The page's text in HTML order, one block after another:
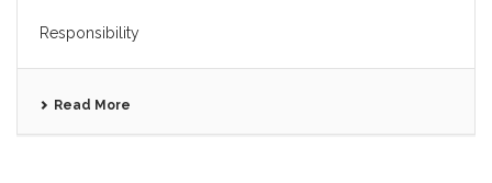
Responsibility
Read More